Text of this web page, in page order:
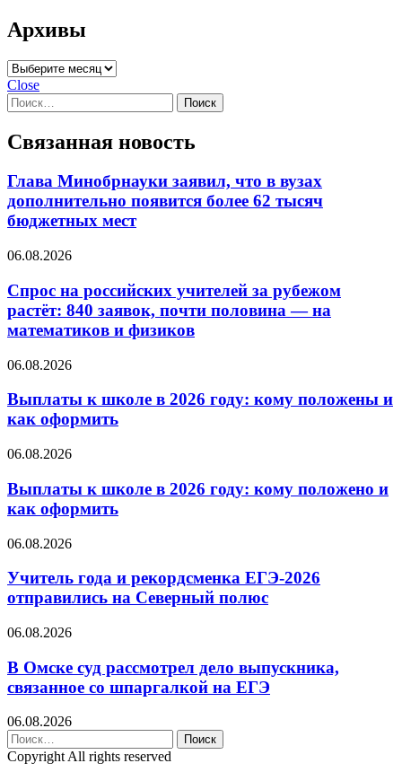
Архивы
Архивы
Close
Найти:
Связанная новость
Глава Минобрнауки заявил, что в вузах
дополнительно появится более 62 тысяч
бюджетных мест
06.08.2026
Спрос на российских учителей за рубежом
растёт: 840 заявок, почти половина — на
математиков и физиков
06.08.2026
Выплаты к школе в 2026 году: кому положены и
как оформить
06.08.2026
Выплаты к школе в 2026 году: кому положено и
как оформить
06.08.2026
Учитель года и рекордсменка ЕГЭ-2026
отправились на Северный полюс
06.08.2026
В Омске суд рассмотрел дело выпускника,
связанное со шпаргалкой на ЕГЭ
06.08.2026
Найти:
Copyright All rights reserved